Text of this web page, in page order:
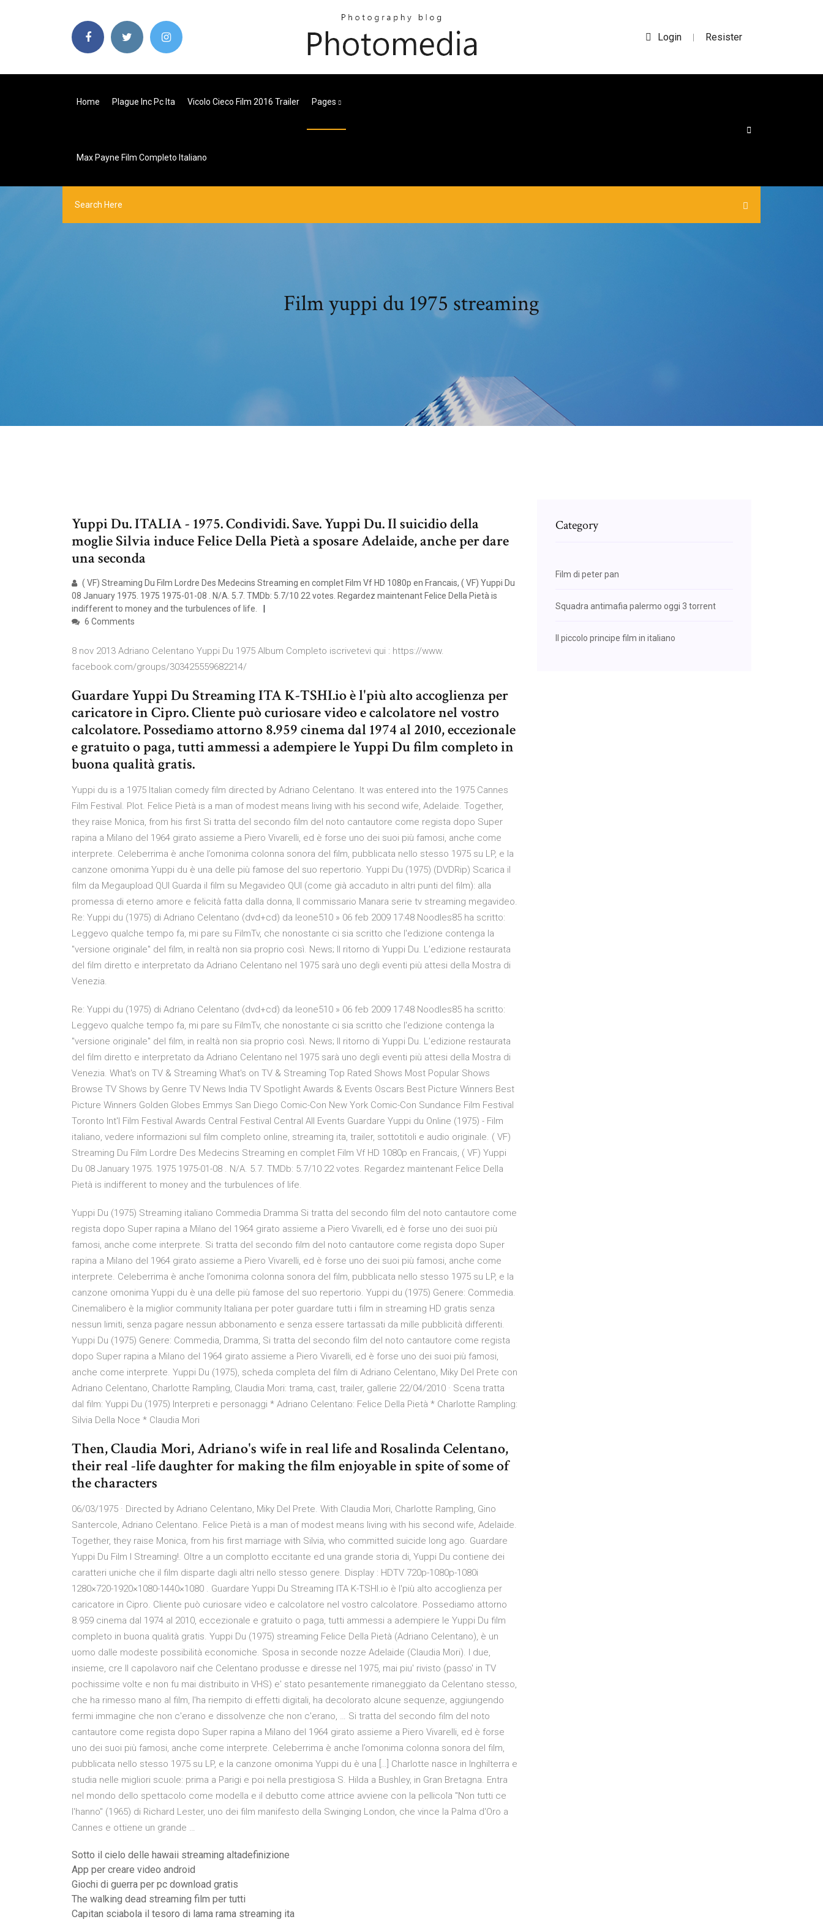
Login | Resister
Home Plague Inc Pc Ita Vicolo Cieco Film 2016 Trailer Pages
Max Payne Film Completo Italiano
Film yuppi du 1975 streaming
Yuppi Du. ITALIA - 1975. Condividi. Save. Yuppi Du. Il suicidio della
moglie Silvia induce Felice Della Pietà a sposare Adelaide, anche per dare
una seconda
( VF) Streaming Du Film Lordre Des Medecins Streaming en complet Film Vf HD 1080p en Francais, ( VF) Yuppi Du
08 January 1975. 1975 1975-01-08 . N/A. 5.7. TMDb: 5.7/10 22 votes. Regardez maintenant Felice Della Pietà is
indifferent to money and the turbulences of life.
6 Comments
8 nov 2013 Adriano Celentano Yuppi Du 1975 Album Completo iscrivetevi qui : https://www.
facebook.com/groups/303425559682214/
Guardare Yuppi Du Streaming ITA K-TSHI.io è l'più alto accoglienza per
caricatore in Cipro. Cliente può curiosare video e calcolatore nel vostro
calcolatore. Possediamo attorno 8.959 cinema dal 1974 al 2010, eccezionale
e gratuito o paga, tutti ammessi a adempiere le Yuppi Du film completo in
buona qualità gratis.
Yuppi du is a 1975 Italian comedy film directed by Adriano Celentano. It was entered into the 1975 Cannes
Film Festival. Plot. Felice Pietà is a man of modest means living with his second wife, Adelaide. Together,
they raise Monica, from his first Si tratta del secondo film del noto cantautore come regista dopo Super
rapina a Milano del 1964 girato assieme a Piero Vivarelli, ed è forse uno dei suoi più famosi, anche come
interprete. Celeberrima è anche l’omonima colonna sonora del film, pubblicata nello stesso 1975 su LP, e la
canzone omonima Yuppi du è una delle più famose del suo repertorio. Yuppi Du (1975) (DVDRip) Scarica il
film da Megaupload QUI Guarda il film su Megavideo QUI (come già accaduto in altri punti del film): alla
promessa di eterno amore e felicità fatta dalla donna, Il commissario Manara serie tv streaming megavideo.
Re: Yuppi du (1975) di Adriano Celentano (dvd+cd) da leone510 » 06 feb 2009 17:48 Noodles85 ha scritto:
Leggevo qualche tempo fa, mi pare su FilmTv, che nonostante ci sia scritto che l'edizione contenga la
"versione originale" del film, in realtà non sia proprio così. News; Il ritorno di Yuppi Du. L’edizione restaurata
del film diretto e interpretato da Adriano Celentano nel 1975 sarà uno degli eventi più attesi della Mostra di
Venezia.
Re: Yuppi du (1975) di Adriano Celentano (dvd+cd) da leone510 » 06 feb 2009 17:48 Noodles85 ha scritto:
Leggevo qualche tempo fa, mi pare su FilmTv, che nonostante ci sia scritto che l'edizione contenga la
"versione originale" del film, in realtà non sia proprio così. News; Il ritorno di Yuppi Du. L’edizione restaurata
del film diretto e interpretato da Adriano Celentano nel 1975 sarà uno degli eventi più attesi della Mostra di
Venezia. What's on TV & Streaming What's on TV & Streaming Top Rated Shows Most Popular Shows
Browse TV Shows by Genre TV News India TV Spotlight Awards & Events Oscars Best Picture Winners Best
Picture Winners Golden Globes Emmys San Diego Comic-Con New York Comic-Con Sundance Film Festival
Toronto Int'l Film Festival Awards Central Festival Central All Events Guardare Yuppi du Online (1975) - Film
italiano, vedere informazioni sul film completo online, streaming ita, trailer, sottotitoli e audio originale. ( VF)
Streaming Du Film Lordre Des Medecins Streaming en complet Film Vf HD 1080p en Francais, ( VF) Yuppi
Du 08 January 1975. 1975 1975-01-08 . N/A. 5.7. TMDb: 5.7/10 22 votes. Regardez maintenant Felice Della
Pietà is indifferent to money and the turbulences of life.
Yuppi Du (1975) Streaming italiano Commedia Dramma Si tratta del secondo film del noto cantautore come
regista dopo Super rapina a Milano del 1964 girato assieme a Piero Vivarelli, ed è forse uno dei suoi più
famosi, anche come interprete. Si tratta del secondo film del noto cantautore come regista dopo Super
rapina a Milano del 1964 girato assieme a Piero Vivarelli, ed è forse uno dei suoi più famosi, anche come
interprete. Celeberrima è anche l’omonima colonna sonora del film, pubblicata nello stesso 1975 su LP, e la
canzone omonima Yuppi du è una delle più famose del suo repertorio. Yuppi du (1975) Genere: Commedia.
Cinemalibero è la miglior community Italiana per poter guardare tutti i film in streaming HD gratis senza
nessun limiti, senza pagare nessun abbonamento e senza essere tartassati da mille pubblicità differenti.
Yuppi Du (1975) Genere: Commedia, Dramma, Si tratta del secondo film del noto cantautore come regista
dopo Super rapina a Milano del 1964 girato assieme a Piero Vivarelli, ed è forse uno dei suoi più famosi,
anche come interprete. Yuppi Du (1975), scheda completa del film di Adriano Celentano, Miky Del Prete con
Adriano Celentano, Charlotte Rampling, Claudia Mori: trama, cast, trailer, gallerie 22/04/2010 · Scena tratta
dal film: Yuppi Du (1975) Interpreti e personaggi * Adriano Celentano: Felice Della Pietà * Charlotte Rampling:
Silvia Della Noce * Claudia Mori
Then, Claudia Mori, Adriano's wife in real life and Rosalinda Celentano,
their real -life daughter for making the film enjoyable in spite of some of
the characters
06/03/1975 · Directed by Adriano Celentano, Miky Del Prete. With Claudia Mori, Charlotte Rampling, Gino
Santercole, Adriano Celentano. Felice Pietà is a man of modest means living with his second wife, Adelaide.
Together, they raise Monica, from his first marriage with Silvia, who committed suicide long ago. Guardare
Yuppi Du Film I Streaming!. Oltre a un complotto eccitante ed una grande storia di, Yuppi Du contiene dei
caratteri uniche che il film disparte dagli altri nello stesso genere. Display : HDTV 720p-1080p-1080i
1280×720-1920×1080-1440×1080 . Guardare Yuppi Du Streaming ITA K-TSHI.io è l'più alto accoglienza per
caricatore in Cipro. Cliente può curiosare video e calcolatore nel vostro calcolatore. Possediamo attorno
8.959 cinema dal 1974 al 2010, eccezionale e gratuito o paga, tutti ammessi a adempiere le Yuppi Du film
completo in buona qualità gratis. Yuppi Du (1975) streaming Felice Della Pietà (Adriano Celentano), è un
uomo dalle modeste possibilità economiche. Sposa in seconde nozze Adelaide (Claudia Mori). I due,
insieme, cre Il capolavoro naif che Celentano produsse e diresse nel 1975, mai piu' rivisto (passo' in TV
pochissime volte e non fu mai distribuito in VHS) e' stato pesantemente rimaneggiato da Celentano stesso,
che ha rimesso mano al film, l'ha riempito di effetti digitali, ha decolorato alcune sequenze, aggiungendo
fermi immagine che non c'erano e dissolvenze che non c'erano, … Si tratta del secondo film del noto
cantautore come regista dopo Super rapina a Milano del 1964 girato assieme a Piero Vivarelli, ed è forse
uno dei suoi più famosi, anche come interprete. Celeberrima è anche l’omonima colonna sonora del film,
pubblicata nello stesso 1975 su LP, e la canzone omonima Yuppi du è una […] Charlotte nasce in Inghilterra e
studia nelle migliori scuole: prima a Parigi e poi nella prestigiosa S. Hilda a Bushley, in Gran Bretagna. Entra
nel mondo dello spettacolo come modella e il debutto come attrice avviene con la pellicola "Non tutti ce
l'hanno" (1965) di Richard Lester, uno dei film manifesto della Swinging London, che vince la Palma d'Oro a
Cannes e ottiene un grande …
Sotto il cielo delle hawaii streaming altadefinizione
App per creare video android
Giochi di guerra per pc download gratis
The walking dead streaming film per tutti
Capitan sciabola il tesoro di lama rama streaming ita
Category
Film di peter pan
Squadra antimafia palermo oggi 3 torrent
Il piccolo principe film in italiano